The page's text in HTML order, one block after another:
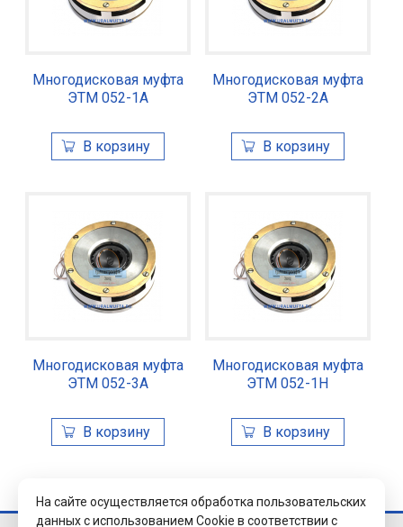
Многодисковая муфта
ЭТМ 052-1А
Многодисковая муфта
ЭТМ 052-2А
Многодисковая муфта
ЭТМ 052-3А
Многодисковая муфта
ЭТМ 052-1Н
На сайте осуществляется обработка пользовательских
данных с использованием Cookie в соответствии с